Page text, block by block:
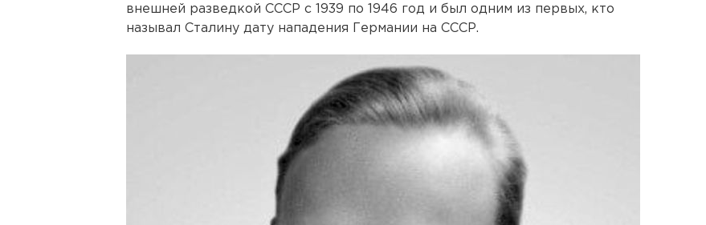
внешней разведкой СССР с 1939 по 1946 год и был одним из первых, кто
называл Сталину дату нападения Германии на СССР.